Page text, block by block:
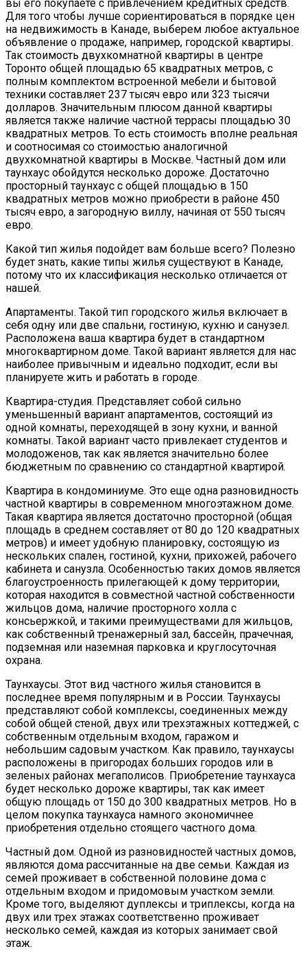
вы его покупаете с привлечением кредитных средств.
Для того чтобы лучше сориентироваться в порядке цен
на недвижимость в Канаде, выберем любое актуальное
объявление о продаже, например, городской квартиры.
Так стоимость двухкомнатной квартиры в центре
Торонто общей площадью 65 квадратных метров, с
полным комплектом встроенной мебели и бытовой
техники составляет 237 тысяч евро или 323 тысячи
долларов. Значительным плюсом данной квартиры
является также наличие частной террасы площадью 30
квадратных метров. То есть стоимость вполне реальная
и соотносимая со стоимостью аналогичной
двухкомнатной квартиры в Москве. Частный дом или
таунхаус обойдутся несколько дороже. Достаточно
просторный таунхаус с общей площадью в 150
квадратных метров можно приобрести в районе 450
тысяч евро, а загородную виллу, начиная от 550 тысяч
евро.
Какой тип жилья подойдет вам больше всего? Полезно
будет знать, какие типы жилья существуют в Канаде,
потому что их классификация несколько отличается от
нашей.
Апартаменты. Такой тип городского жилья включает в
себя одну или две спальни, гостиную, кухню и санузел.
Расположена ваша квартира будет в стандартном
многоквартирном доме. Такой вариант является для нас
наиболее привычным и идеально подходит, если вы
планируете жить и работать в городе.
Квартира-студия. Представляет собой сильно
уменьшенный вариант апартаментов, состоящий из
одной комнаты, переходящей в зону кухни, и ванной
комнаты. Такой вариант часто привлекает студентов и
молодоженов, так как является значительно более
бюджетным по сравнению со стандартной квартирой.
Квартира в кондоминиуме. Это еще одна разновидность
частной квартиры в современном многоэтажном доме.
Такая квартира является достаточно просторной (общая
площадь в среднем составляет от 80 до 120 квадратных
метров) и имеет удобную планировку, состоящую из
нескольких спален, гостиной, кухни, прихожей, рабочего
кабинета и санузла. Особенностью таких домов является
благоустроенность прилегающей к дому территории,
которая находится в совместной частной собственности
жильцов дома, наличие просторного холла с
консьержкой, и такими преимуществами для жильцов,
как собственный тренажерный зал, бассейн, прачечная,
подземная или наземная парковка и круглосуточная
охрана.
Таунхаусы. Этот вид частного жилья становится в
последнее время популярным и в России. Таунхаусы
представляют собой комплексы, соединенных между
собой общей стеной, двух или трехэтажных коттеджей, с
собственным отдельным входом, гаражом и
небольшим садовым участком. Как правило, таунхаусы
расположены в пригородах больших городов или в
зеленых районах мегаполисов. Приобретение таунхауса
будет несколько дороже квартиры, так как имеет
общую площадь от 150 до 300 квадратных метров. Но в
целом покупка таунхауса намного экономичнее
приобретения отдельно стоящего частного дома.
Частный дом. Одной из разновидностей частных домов,
являются дома рассчитанные на две семьи. Каждая из
семей проживает в собственной половине дома с
отдельным входом и придомовым участком земли.
Кроме того, выделяют дуплексы и триплексы, когда на
двух или трех этажах соответственно проживает
несколько семей, каждая из которых занимает свой
этаж.